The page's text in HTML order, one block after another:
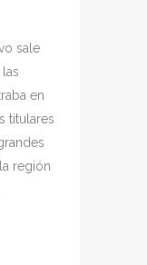
sale
en
titulares
región